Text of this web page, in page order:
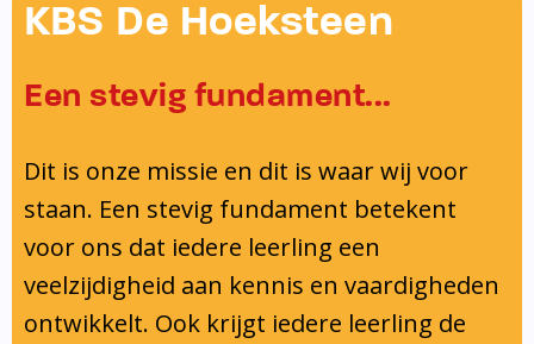
Onderwijsinspectie
KBS De Hoeksteen
Een stevig fundament...
Dit is onze missie en dit is waar wij voor
staan. Een stevig fundament betekent
voor ons dat iedere leerling een
veelzijdigheid aan kennis en vaardigheden
ontwikkelt. Ook krijgt iedere leerling de